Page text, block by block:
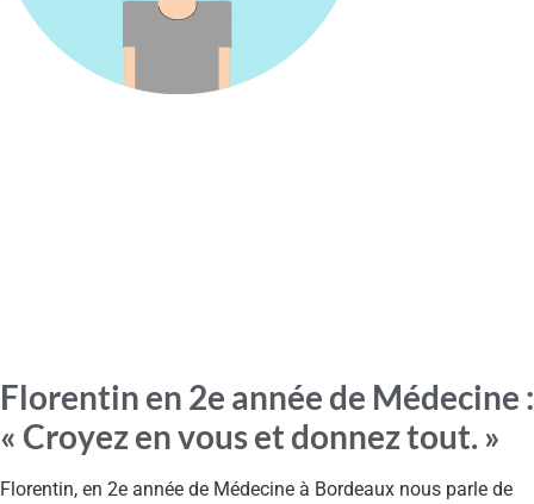
Florentin en 2e année de Médecine :
« Croyez en vous et donnez tout. »
Florentin, en 2e année de Médecine à Bordeaux nous parle de